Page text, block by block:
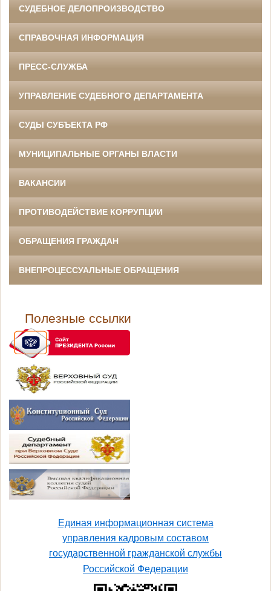
СУДЕБНОЕ ДЕЛОПРОИЗВОДСТВО
СПРАВОЧНАЯ ИНФОРМАЦИЯ
ПРЕСС-СЛУЖБА
УПРАВЛЕНИЕ СУДЕБНОГО ДЕПАРТАМЕНТА
СУДЫ СУБЪЕКТА РФ
МУНИЦИПАЛЬНЫЕ ОРГАНЫ ВЛАСТИ
ВАКАНСИИ
ПРОТИВОДЕЙСТВИЕ КОРРУПЦИИ
ОБРАЩЕНИЯ ГРАЖДАН
ВНЕПРОЦЕССУАЛЬНЫЕ ОБРАЩЕНИЯ
Полезные ссылки
Единая информационная система
управления кадровым составом
государственной гражданской службы
Российской Федерации